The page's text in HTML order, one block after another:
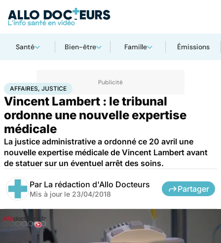
Santé Bien-être Famille Émissions
AccueilSantéSociétéJustice Affaires, justice
AFFAIRES, JUSTICE
Vincent Lambert : le tribunal
ordonne une nouvelle expertise
médicale
La justice administrative a ordonné ce 20 avril une
nouvelle expertise médicale de Vincent Lambert avant
de statuer sur un éventuel arrêt des soins.
Par La rédaction d'Allo Docteurs
Mis à jour le 23/04/2018
Partager